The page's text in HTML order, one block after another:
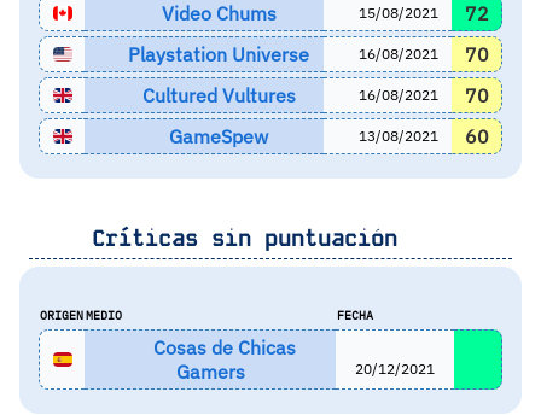
Video Chums
15/08/2021
72
Playstation Universe
16/08/2021
70
Cultured Vultures
16/08/2021
70
GameSpew
13/08/2021 60
Críticas sin puntuación
ORIGENMEDIO FECHA
Cosas de Chicas
Gamers
20/12/2021